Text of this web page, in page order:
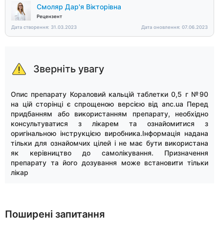
Смоляр Дар'я Вікторівна
Рецензент
Дата створення: 31.03.2023
Дата оновлення: 07.06.2023
Зверніть увагу
Опис препарату Кораловий кальцій таблетки 0,5 г №90
на цій сторінці є спрощеною версією від anc.ua Перед
придбанням або використанням препарату, необхідно
консультуватися з лікарем та ознайомитися з
оригінальною інструкцією виробника.Інформація надана
тільки для ознайомчих цілей і не має бути використана
як керівництво до самолікування. Призначення
препарату та його дозування може встановити тільки
лікар
Поширені запитання